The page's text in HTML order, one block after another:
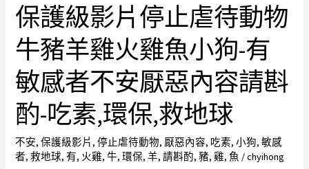
保護級影片停止虐待動物
牛豬羊雞火雞魚小狗-有
敏感者不安厭惡內容請斟
酌-吃素,環保,救地球
不安,保護級影片 ,停止虐待動物, 厭惡內容, 吃素,小狗,敏感
者,救地球,有, 火雞,牛,環保,羊,請斟酌,豬,雞,魚 /chyihong
保
護
級
片
停
止
虐
待